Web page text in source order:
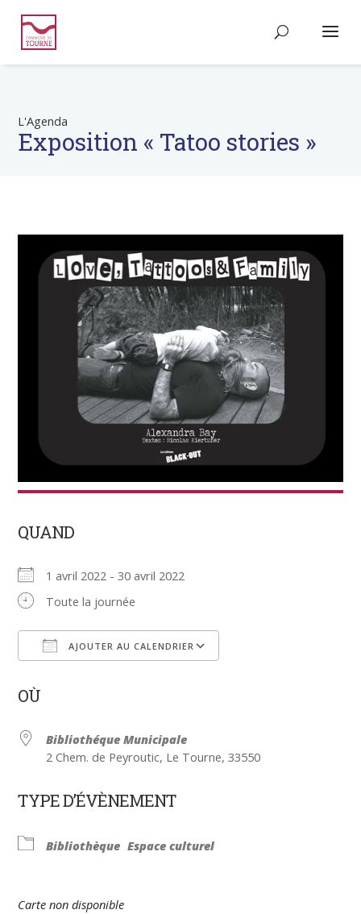
L'Agenda
Exposition « Tatoo stories »
QUAND
1 avril 2022 - 30 avril 2022
Toute la journée
AJOUTER AU CALENDRIER
OÙ
Bibliothéque Municipale
2 Chem. de Peyroutic, Le Tourne, 33550
TYPE D’ÉVÈNEMENT
Bibliothèque Espace culturel
Carte non disponible